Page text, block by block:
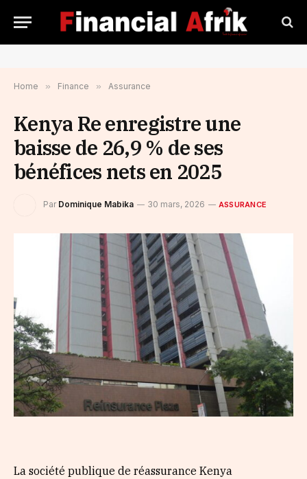
Home » Finance » Assurance
Kenya Re enregistre une
baisse de 26,9 % de ses
bénéfices nets en 2025
Par Dominique Mabika 30 mars, 2026 ASSURANCE
La société publique de réassurance Kenya